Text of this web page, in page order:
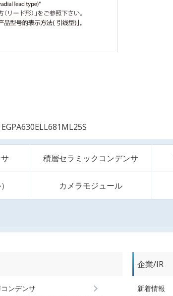
EGPA630ELL681ML25S
積層セラミックコンデンサ
カメラモジュール
ンデンサ
企業/IR
新着情報